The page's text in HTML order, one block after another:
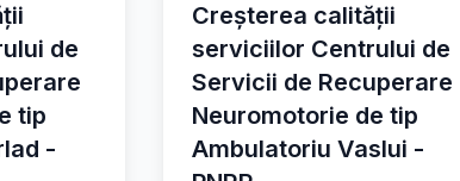
de
tip
-
Creșterea calității
serviciilor Centrului de
Servicii de Recuperare
Neuromotorie de tip
Ambulatoriu Vaslui -